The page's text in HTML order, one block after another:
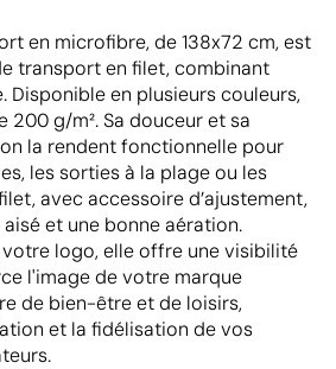
en microfibre, de 138x72 cm, est
transport en filet, combinant
Disponible en plusieurs couleurs,
200 g/m². Sa douceur et sa
la rendent fonctionnelle pour
les sorties à la plage ou les
avec accessoire d’ajustement,
et une bonne aération.
votre logo, elle offre une visibilité
l'image de votre marque
de bien-être et de loisirs,
et la fidélisation de vos